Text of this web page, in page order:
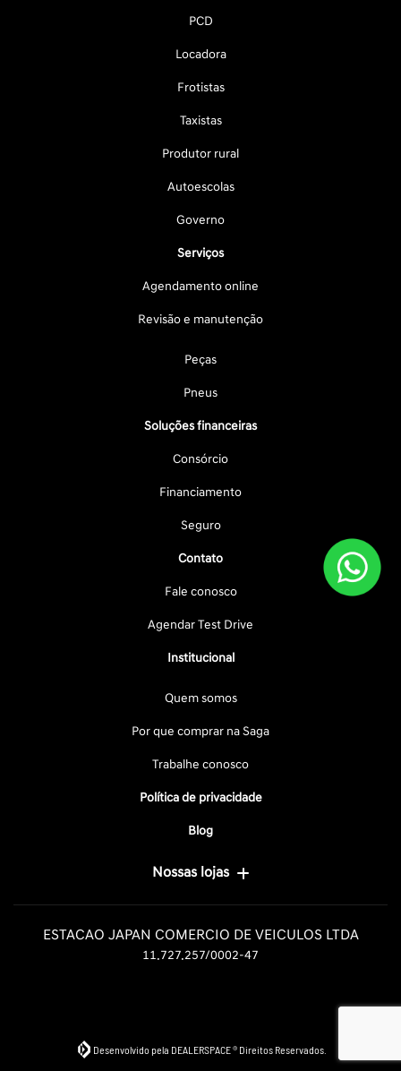
PCD
Locadora
Frotistas
Taxistas
Produtor rural
Autoescolas
Governo
Serviços
Agendamento online
Revisão e manutenção
Peças
Pneus
Soluções financeiras
Consórcio
Financiamento
Seguro
Contato
Fale conosco
Agendar Test Drive
Institucional
Quem somos
Por que comprar na Saga
Trabalhe conosco
Política de privacidade
Blog
Nossas lojas
ESTACAO JAPAN COMERCIO DE VEICULOS LTDA
11.727.257/0002-47
Desenvolvido pela DEALERSPACE ® Direitos Reservados.